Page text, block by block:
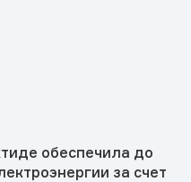
обеспечила до
за счет